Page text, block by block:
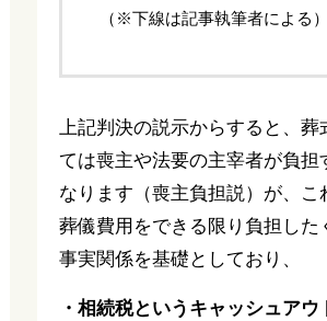
（※下線は記事執筆者による）
上記判決の説示からすると、葬
ては喪主や法要の主宰者が負担
なります（喪主負担説）が、こ
葬儀費用をできる限り負担した
事実関係を基礎としており、
・相続税というキャッシュア